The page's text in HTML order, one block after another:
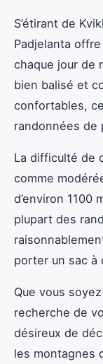
S’étirant de
Padjelanta
chaque jour de
bien balisé et
confortables,
randonnées de
La difficulté de
comme
d’environ 1100
plupart des
porter un sac à
Que vous
recherche de
désireux de
les montagnes